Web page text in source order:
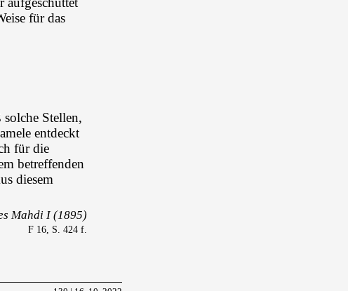
für das
Stellen,
entdeckt
für die
betreffenden
diesem
Mahdi I (1895)
F 16, S. 424 f.